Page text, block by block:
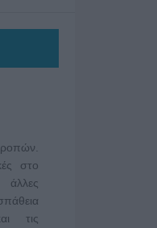
στο
τις